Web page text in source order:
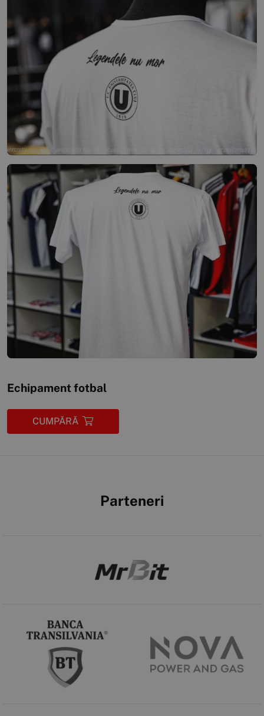
Echipament fotbal
CUMPĂRĂ
Parteneri